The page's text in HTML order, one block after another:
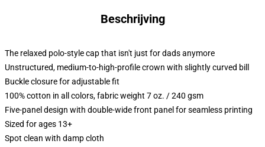
Beschrijving
The relaxed polo-style cap that isn't just for dads anymore
Unstructured, medium-to-high-profile crown with slightly curved bill
Buckle closure for adjustable fit
100% cotton in all colors, fabric weight 7 oz. / 240 gsm
Five-panel design with double-wide front panel for seamless printing
Sized for ages 13+
Spot clean with damp cloth